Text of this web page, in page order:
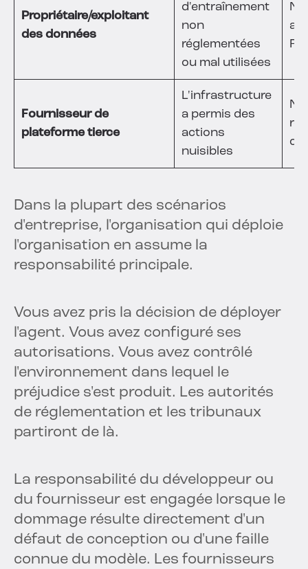
Propriétaire/exploitant
des données
d'entraînement
non
réglementées
ou mal utilisées
Fournisseur de
plateforme tierce
L'infrastructure
a permis des
actions
nuisibles
Dans la plupart des scénarios
d'entreprise, l'organisation qui déploie
l'organisation en assume la
responsabilité principale.
Vous avez pris la décision de déployer
l'agent. Vous avez configuré ses
autorisations. Vous avez contrôlé
l'environnement dans lequel le
préjudice s'est produit. Les autorités
de réglementation et les tribunaux
partiront de là.
La responsabilité du développeur ou
du fournisseur est engagée lorsque le
dommage résulte directement d'un
défaut de conception ou d'une faille
connue du modèle. Les fournisseurs